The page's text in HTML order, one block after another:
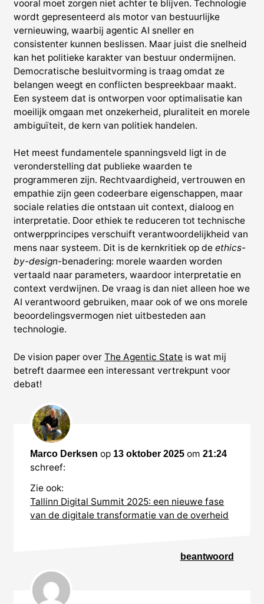
vooral moet zorgen niet achter te blijven. Technologie
wordt gepresenteerd als motor van bestuurlijke
vernieuwing, waarbij agentic AI sneller en
consistenter kunnen beslissen. Maar juist die snelheid
kan het politieke karakter van bestuur ondermijnen.
Democratische besluitvorming is traag omdat ze
belangen weegt en conflicten bespreekbaar maakt.
Een systeem dat is ontworpen voor optimalisatie kan
moeilijk omgaan met onzekerheid, pluraliteit en morele
ambiguïteit, de kern van politiek handelen.
Het meest fundamentele spanningsveld ligt in de
veronderstelling dat publieke waarden te
programmeren zijn. Rechtvaardigheid, vertrouwen en
empathie zijn geen codeerbare eigenschappen, maar
sociale relaties die ontstaan uit context, dialoog en
interpretatie. Door ethiek te reduceren tot technische
ontwerpprincipes verschuift verantwoordelijkheid van
mens naar systeem. Dit is de kernkritiek op deethics-
by-design-benadering: morele waarden worden
vertaald naar parameters, waardoor interpretatie en
context verdwijnen. De vraag is dan niet alleen hoe we
AI verantwoord gebruiken, maar ook of we ons morele
beoordelingsvermogen niet uitbesteden aan
technologie.
De vision paper overThe Agentic State is wat mij
betreft daarmee een interessant vertrekpunt voor
debat!
reacties
Marco Derksen op 13 oktober 2025 om21:24
schreef:
Zie ook:
Tallinn Digital Summit 2025: een nieuwe fase
van de digitale transformatie van de overheid
beantwoord